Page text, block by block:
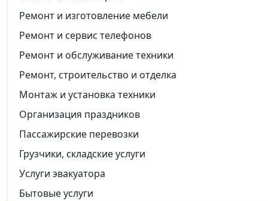
Ремонт и изготовление мебели
Ремонт и сервис телефонов
Ремонт и обслуживание техники
Ремонт, строительство и отделка
Монтаж и установка техники
Организация праздников
Пассажирские перевозки
Грузчики, складские услуги
Услуги эвакуатора
Бытовые услуги